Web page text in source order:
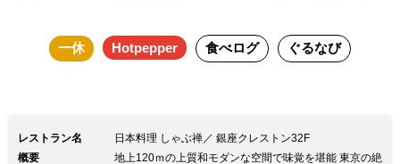
一休 Hotpepper 食べログ ぐるなび
レストラン名
日本料理 しゃぶ禅／ 銀座クレストン32F
概要
地上120ｍの上質和モダンな空間で味覚を堪能 東京の絶